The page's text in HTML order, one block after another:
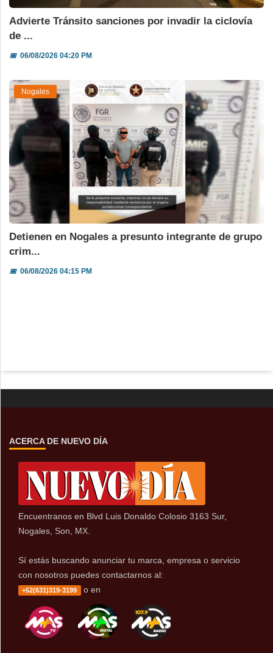
Advierte Tránsito sanciones por invadir la ciclovía
de ...
📅06/08/2026 04:20 PM
Nogales
Detienen en Nogales a presunto integrante de grupo
crim...
📅06/08/2026 04:15 PM
ACERCA DE NUEVO DÍA
Encuentranos en Blvd Luis Donaldo Colosio 3163 Sur,
Nogales, Son, MX.
Sí estás buscando anunciar tu marca, empresa o servicio
con nosotros puedes contactarnos al:
+52(631)319-3199 o en